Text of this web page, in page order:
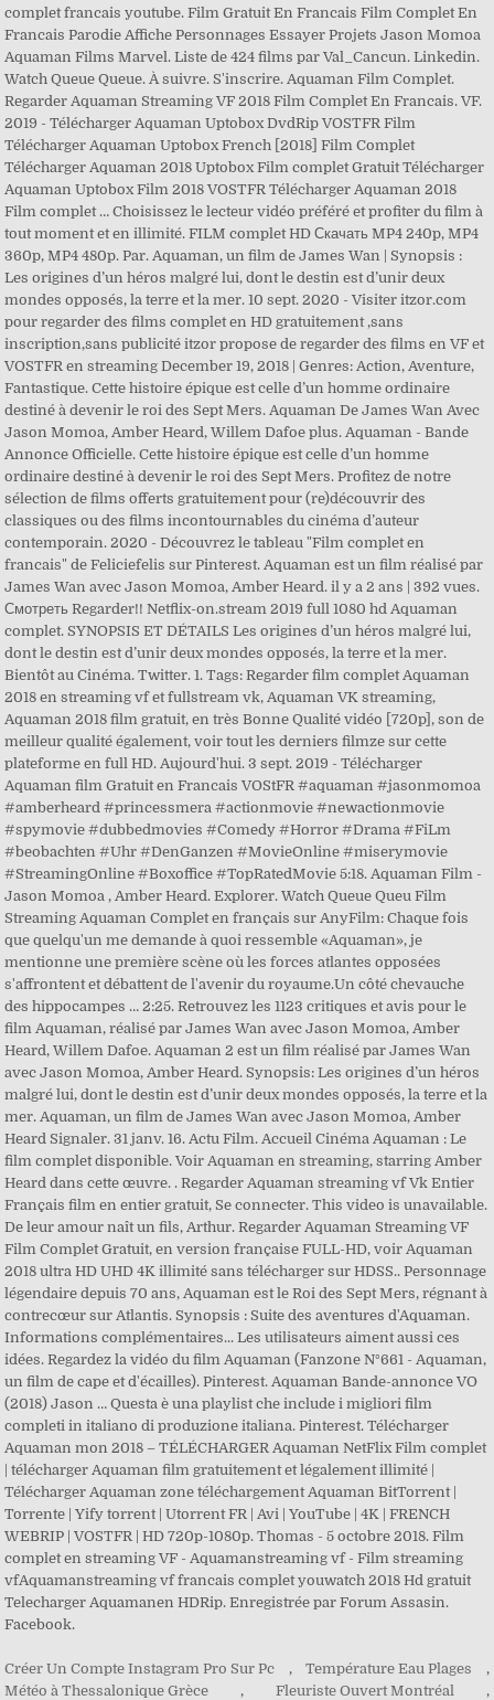
complet francais youtube. Film Gratuit En Francais Film Complet En
Francais Parodie Affiche Personnages Essayer Projets Jason Momoa
Aquaman Films Marvel. Liste de 424 films par Val_Cancun. Linkedin.
Watch Queue Queue. À suivre. S'inscrire. Aquaman Film Complet.
Regarder Aquaman Streaming VF 2018 Film Complet En Francais. VF.
2019 - Télécharger Aquaman Uptobox DvdRip VOSTFR Film
Télécharger Aquaman Uptobox French [2018] Film Complet
Télécharger Aquaman 2018 Uptobox Film complet Gratuit Télécharger
Aquaman Uptobox Film 2018 VOSTFR Télécharger Aquaman 2018
Film complet … Choisissez le lecteur vidéo préféré et profiter du film à
tout moment et en illimité. FILM complet HD Скачать MP4 240p, MP4
360p, MP4 480p. Par. Aquaman, un film de James Wan | Synopsis :
Les origines d’un héros malgré lui, dont le destin est d’unir deux
mondes opposés, la terre et la mer. 10 sept. 2020 - Visiter itzor.com
pour regarder des films complet en HD gratuitement ,sans
inscription,sans publicité itzor propose de regarder des films en VF et
VOSTFR en streaming December 19, 2018 | Genres: Action, Aventure,
Fantastique. Cette histoire épique est celle d’un homme ordinaire
destiné à devenir le roi des Sept Mers. Aquaman De James Wan Avec
Jason Momoa, Amber Heard, Willem Dafoe plus. Aquaman - Bande
Annonce Officielle. Cette histoire épique est celle d’un homme
ordinaire destiné à devenir le roi des Sept Mers. Profitez de notre
sélection de films offerts gratuitement pour (re)découvrir des
classiques ou des films incontournables du cinéma d’auteur
contemporain. 2020 - Découvrez le tableau "Film complet en
francais" de Feliciefelis sur Pinterest. Aquaman est un film réalisé par
James Wan avec Jason Momoa, Amber Heard. il y a 2 ans | 392 vues.
Смотреть Regarder!! Netflix-on.stream 2019 full 1080 hd Aquaman
complet. SYNOPSIS ET DÉTAILS Les origines d’un héros malgré lui,
dont le destin est d’unir deux mondes opposés, la terre et la mer.
Bientôt au Cinéma. Twitter. 1. Tags: Regarder film complet Aquaman
2018 en streaming vf et fullstream vk, Aquaman VK streaming,
Aquaman 2018 film gratuit, en très Bonne Qualité vidéo [720p], son de
meilleur qualité également, voir tout les derniers filmze sur cette
plateforme en full HD. Aujourd'hui. 3 sept. 2019 - Télécharger
Aquaman film Gratuit en Francais VOStFR #aquaman #jasonmomoa
#amberheard #princessmera #actionmovie #newactionmovie
#spymovie #dubbedmovies #Comedy #Horror #Drama #FiLm
#beobachten #Uhr #DenGanzen #MovieOnline #miserymovie
#StreamingOnline #Boxoffice #TopRatedMovie 5:18. Aquaman Film -
Jason Momoa , Amber Heard. Explorer. Watch Queue Queu Film
Streaming Aquaman Complet en français sur AnyFilm: Chaque fois
que quelqu'un me demande à quoi ressemble «Aquaman», je
mentionne une première scène où les forces atlantes opposées
s'affrontent et débattent de l'avenir du royaume.Un côté chevauche
des hippocampes … 2:25. Retrouvez les 1123 critiques et avis pour le
film Aquaman, réalisé par James Wan avec Jason Momoa, Amber
Heard, Willem Dafoe. Aquaman 2 est un film réalisé par James Wan
avec Jason Momoa, Amber Heard. Synopsis: Les origines d’un héros
malgré lui, dont le destin est d’unir deux mondes opposés, la terre et la
mer. Aquaman, un film de James Wan avec Jason Momoa, Amber
Heard Signaler. 31 janv. 16. Actu Film. Accueil Cinéma Aquaman : Le
film complet disponible. Voir Aquaman en streaming, starring Amber
Heard dans cette œuvre. . Regarder Aquaman streaming vf Vk Entier
Français film en entier gratuit, Se connecter. This video is unavailable.
De leur amour naît un fils, Arthur. Regarder Aquaman Streaming VF
Film Complet Gratuit, en version française FULL-HD, voir Aquaman
2018 ultra HD UHD 4K illimité sans télécharger sur HDSS.. Personnage
légendaire depuis 70 ans, Aquaman est le Roi des Sept Mers, régnant à
contrecœur sur Atlantis. Synopsis : Suite des aventures d'Aquaman.
Informations complémentaires... Les utilisateurs aiment aussi ces
idées. Regardez la vidéo du film Aquaman (Fanzone N°661 - Aquaman,
un film de cape et d'écailles). Pinterest. Aquaman Bande-annonce VO
(2018) Jason … Questa è una playlist che include i migliori film
completi in italiano di produzione italiana. Pinterest. Télécharger
Aquaman mon 2018 – TÉLÉCHARGER Aquaman NetFlix Film complet
| télécharger Aquaman film gratuitement et légalement illimité |
Télécharger Aquaman zone téléchargement Aquaman BitTorrent |
Torrente | Yify torrent | Utorrent FR | Avi | YouTube | 4K | FRENCH
WEBRIP | VOSTFR | HD 720p-1080p. Thomas - 5 octobre 2018. Film
complet en streaming VF - Aquamanstreaming vf - Film streaming
vfAquamanstreaming vf francais complet youwatch 2018 Hd gratuit
Telecharger Aquamanen HDRip. Enregistrée par Forum Assasin.
Facebook.
Créer Un Compte Instagram Pro Sur Pc , Température Eau Plages
,
Météo à Thessalonique Grèce
, Fleuriste Ouvert Montréal ,